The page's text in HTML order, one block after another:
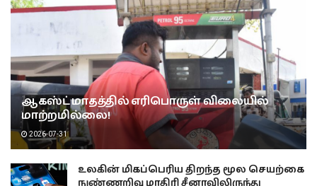
ஆகஸ்ட் மாதத்தில் எரிபொருள் விலையில்
மாற்றமில்லை!
2026-07-31
உலகின் மிகப்பெரிய திறந்த மூல செயற்கை